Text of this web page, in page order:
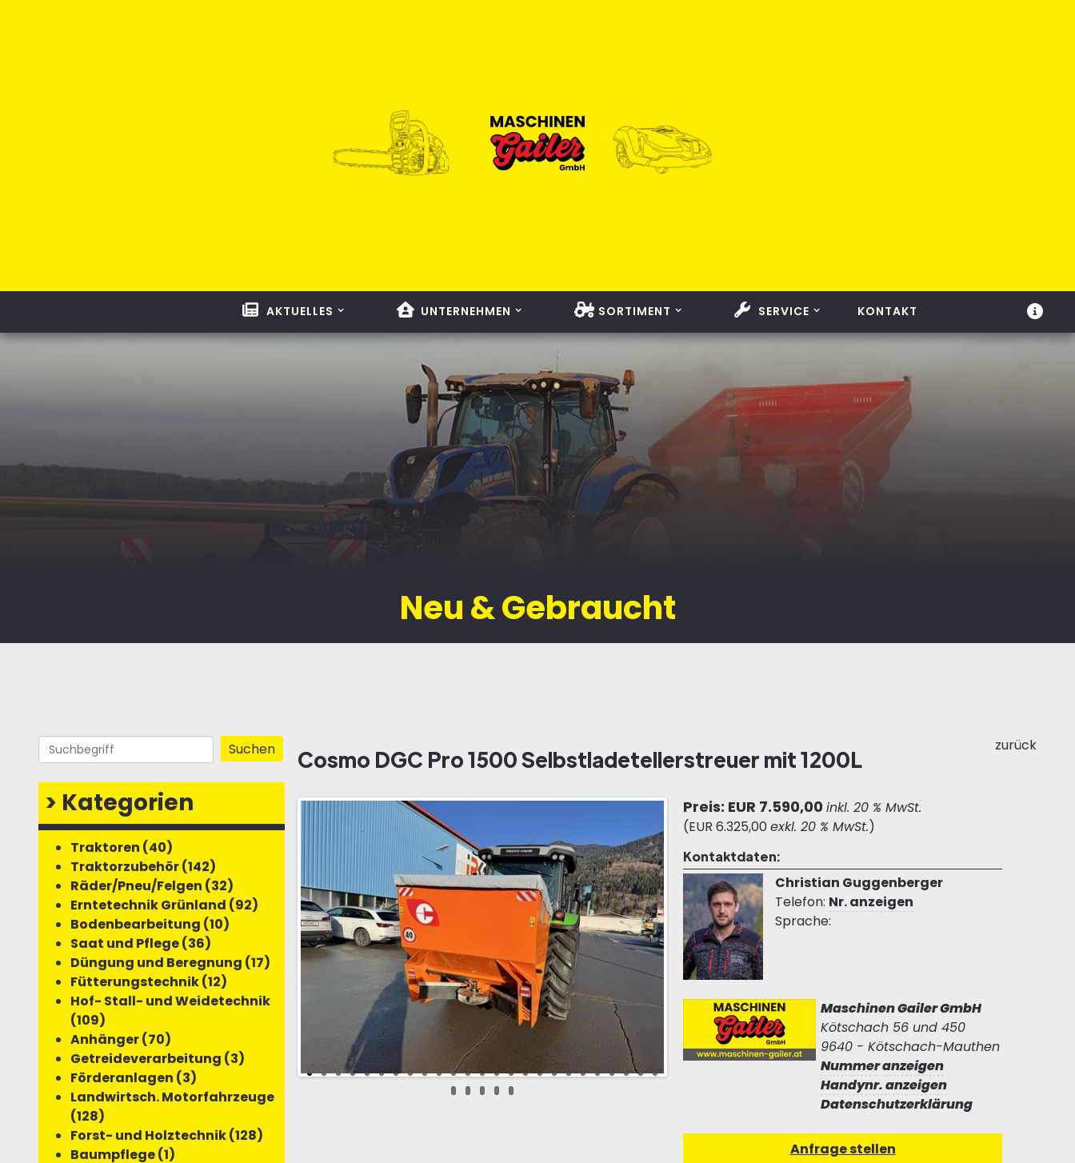
AKTUELLES UNTERNEHMEN SORTIMENT SERVICE KONTAKT
Neu & Gebraucht
> Kategorien
Traktoren (40)
Traktorzubehör (142)
Räder/Pneu/Felgen (32)
Erntetechnik Grünland (92)
Bodenbearbeitung (10)
Saat und Pflege (36)
Düngung und Beregnung (17)
Fütterungstechnik (12)
Hof- Stall- und Weidetechnik
(109)
Anhänger (70)
Getreideverarbeitung (3)
Förderanlagen (3)
Landwirtsch. Motorfahrzeuge
(128)
Forst- und Holztechnik (128)
Baumpflege (1)
Cosmo DGC Pro 1500 Selbstladetellerstreuer mit 1200L
zurück
Preis: EUR 7.590,00 inkl. 20 % MwSt.
(EUR 6.325,00 exkl. 20 % MwSt.)
Kontaktdaten:
Christian Guggenberger
Telefon: Nr. anzeigen
Sprache:
Maschinen Gailer GmbH
Kötschach 56 und 450
9640 - Kötschach-Mauthen
Nummer anzeigen
Handynr. anzeigen
Datenschutzerklärung